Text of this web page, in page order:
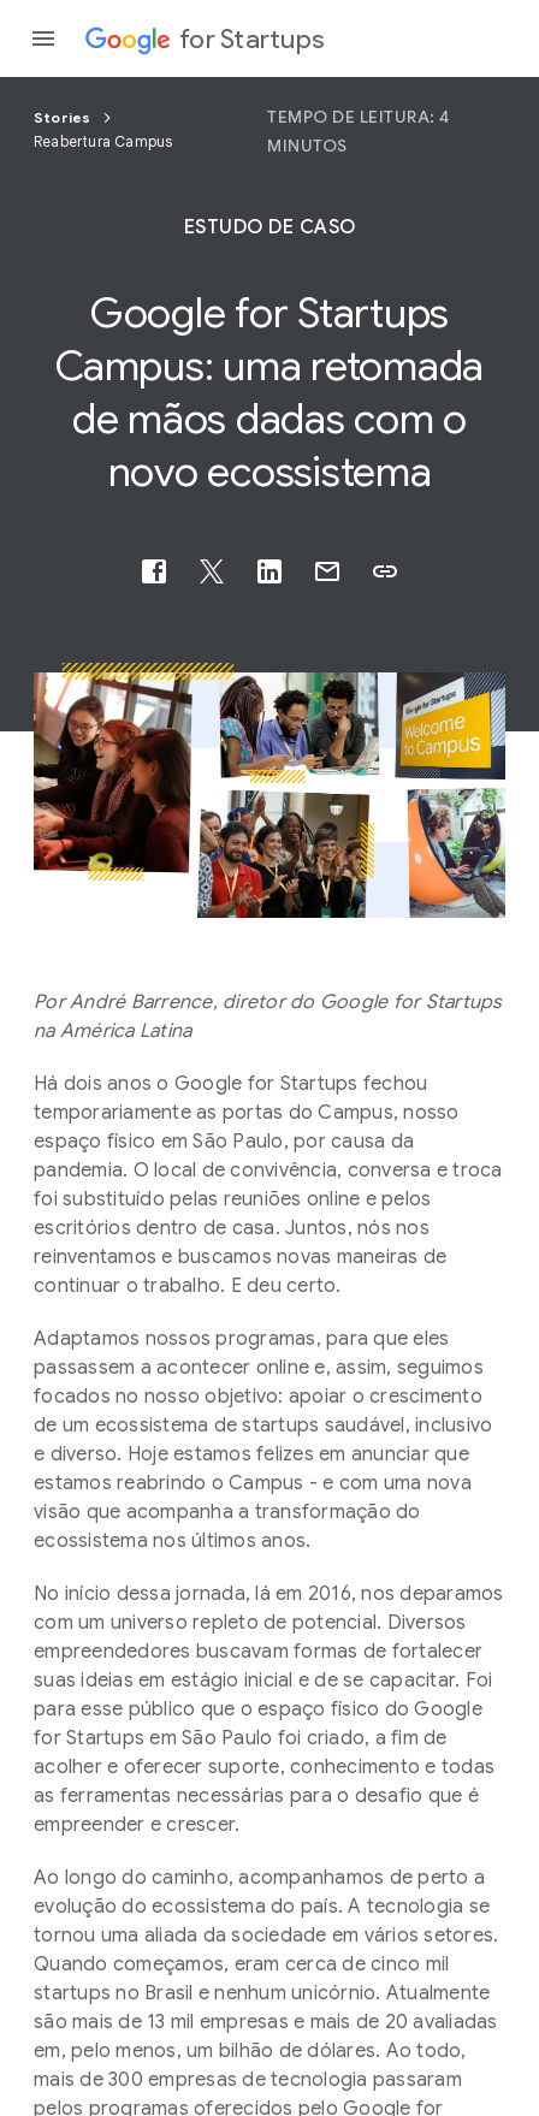
for Startups
Stories
Reabertura Campus
TEMPO DE LEITURA: 4
MINUTOS
ESTUDO DE CASO
Google for Startups
Campus: uma retomada
de mãos dadas com o
novo ecossistema
Por André Barrence, diretor do Google for Startups
na América Latina
Há dois anos o Google for Startups fechou
temporariamente as portas do Campus, nosso
espaço físico em São Paulo, por causa da
pandemia. O local de convivência, conversa e troca
foi substituído pelas reuniões online e pelos
escritórios dentro de casa. Juntos, nós nos
reinventamos e buscamos novas maneiras de
continuar o trabalho. E deu certo.
Adaptamos nossos programas, para que eles
passassem a acontecer online e, assim, seguimos
focados no nosso objetivo: apoiar o crescimento
de um ecossistema de startups saudável, inclusivo
e diverso. Hoje estamos felizes em anunciar que
estamos reabrindo o Campus - e com uma nova
visão que acompanha a transformação do
ecossistema nos últimos anos.
No início dessa jornada, lá em 2016, nos deparamos
com um universo repleto de potencial. Diversos
empreendedores buscavam formas de fortalecer
suas ideias em estágio inicial e de se capacitar. Foi
para esse público que o espaço físico do Google
for Startups em São Paulo foi criado, a fim de
acolher e oferecer suporte, conhecimento e todas
as ferramentas necessárias para o desafio que é
empreender e crescer.
Ao longo do caminho, acompanhamos de perto a
evolução do ecossistema do país. A tecnologia se
tornou uma aliada da sociedade em vários setores.
Quando começamos, eram cerca de cinco mil
startups no Brasil e nenhum unicórnio. Atualmente
são mais de 13 mil empresas e mais de 20 avaliadas
em, pelo menos, um bilhão de dólares. Ao todo,
mais de 300 empresas de tecnologia passaram
pelos programas oferecidos pelo Google for